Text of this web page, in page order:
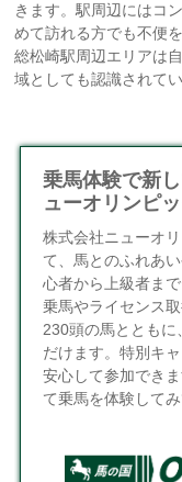
きます。駅周辺にはコ
めて訪れる方でも不便
総松崎駅周辺エリアは
域としても認識されてい
乗馬体験で新
ューオリンピ
株式会社ニューオ
て、馬とのふれあ
心者から上級者ま
乗馬やライセンス
230頭の馬とともに
だけます。特別キ
安心して参加でき
て乗馬を体験してみ